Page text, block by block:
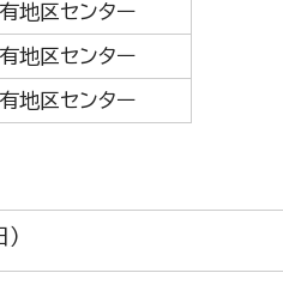
地区センター
地区センター
地区センター